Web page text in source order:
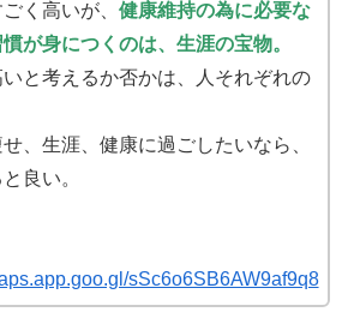
く高いが、 健康維持の為に必要な
が身につくのは、生涯の宝物。
と考えるか否かは、人それぞれの
、生涯、健康に過ごしたいなら、
良い。
sSc6o6SB6AW9af9q8